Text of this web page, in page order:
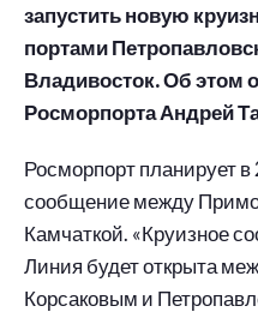
запустить новую
портами
Владивосток. Об этом
Росморпорта Андрей
Росморпорт планирует в
сообщение между
Камчаткой. «Круизное
Линия будет открыта
Корсаковым и